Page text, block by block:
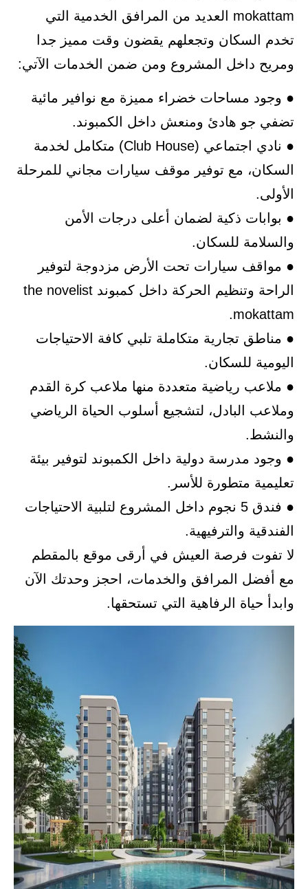
mokattam العديد من المرافق الخدمية التي
تخدم السكان وتجعلهم يقضون وقت مميز جدا
ومريح داخل المشروع ومن ضمن الخدمات الآتي:
● وجود مساحات خضراء مميزة مع نوافير مائية
تضفي جو هادئ ومنعش داخل الكمبوند.
● نادي اجتماعي (Club House) متكامل لخدمة
السكان، مع توفير موقف سيارات مجاني للمرحلة
الأولى.
● بوابات ذكية لضمان أعلى درجات الأمن
والسلامة للسكان.
● مواقف سيارات تحت الأرض مزدوجة لتوفير
الراحة وتنظيم الحركة داخل كمبوند the novelist
mokattam.
● مناطق تجارية متكاملة تلبي كافة الاحتياجات
اليومية للسكان.
● ملاعب رياضية متعددة منها ملاعب كرة القدم
وملاعب البادل، لتشجيع أسلوب الحياة الرياضي
والنشط.
● وجود مدرسة دولية داخل الكمبوند لتوفير بيئة
تعليمية متطورة للأسر.
● فندق 5 نجوم داخل المشروع لتلبية الاحتياجات
الفندقية والترفيهية.
لا تفوت فرصة العيش في أرقى موقع بالمقطم
مع أفضل المرافق والخدمات، احجز وحدتك الآن
وابدأ حياة الرفاهية التي تستحقها.